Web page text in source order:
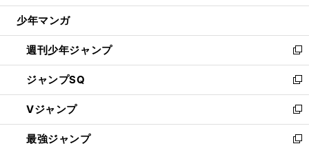
ウ
開
く
少年マンガ
週刊少年ジャンプ
新
し
い
ウ
ィ
ン
ド
ジャンプSQ
新
し
い
ウ
ィ
Vジャンプ
新
し
い
最強ジャンプ
新